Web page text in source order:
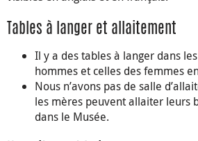
Tables à langer et allaitement
Il y a des tables à langer dans
hommes et celles des femmes
Nous n’avons pas de salle
les mères peuvent allaiter leurs
dans le Musée.